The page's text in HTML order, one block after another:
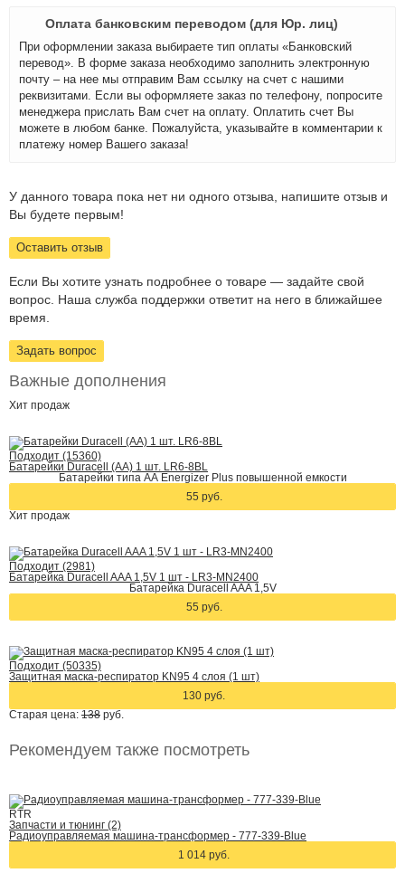
Оплата банковским переводом (для Юр. лиц)
При оформлении заказа выбираете тип оплаты «Банковский
перевод». В форме заказа необходимо заполнить электронную
почту – на нее мы отправим Вам ссылку на счет с нашими
реквизитами. Если вы оформляете заказ по телефону, попросите
менеджера прислать Вам счет на оплату. Оплатить счет Вы
можете в любом банке. Пожалуйста, указывайте в комментарии к
платежу номер Вашего заказа!
У данного товара пока нет ни одного отзыва, напишите отзыв и
Вы будете первым!
Оставить отзыв
Если Вы хотите узнать подробнее о товаре — задайте свой
вопрос. Наша служба поддержки ответит на него в ближайшее
время.
Задать вопрос
Важные дополнения
Хит продаж
Подходит (15360)
Батарейки Duracell (АА) 1 шт. LR6-8BL
Батарейки типа АА Energizer Plus повышенной емкости
55 руб.
Хит продаж
Подходит (2981)
Батарейка Duracell AAA 1,5V 1 шт - LR3-MN2400
Батарейка Duracell AAA 1,5V
55 руб.
Подходит (50335)
Защитная маска-респиратор KN95 4 слоя (1 шт)
130 руб.
Старая цена: 138 руб.
Рекомендуем также посмотреть
RTR
Запчасти и тюнинг (2)
Радиоуправляемая машина-трансформер - 777-339-Blue
1 014 руб.